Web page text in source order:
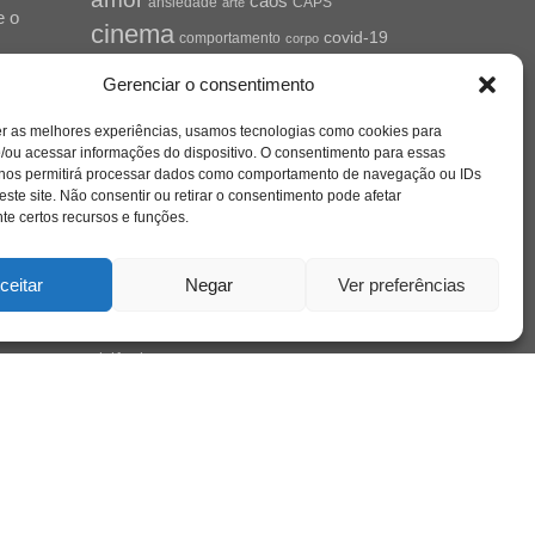
Gerenciar o consentimento
as melhores experiências, usamos tecnologias como cookies para
ou acessar informações do dispositivo. O consentimento para essas
permitirá processar dados como comportamento de navegação ou IDs
site. Não consentir ou retirar o consentimento pode afetar
certos recursos e funções.
Negar Ver preferências
o
cinema comportamento corpo covid-19
educação entrevista escola família
infância jung liberdade
loucura luto maternidade morte mulher
pandemia psicanálise
psicologia
saúde
sexualidade sociedade SUS
violência